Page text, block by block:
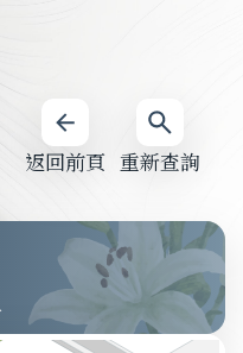
重新查詢
返回前頁